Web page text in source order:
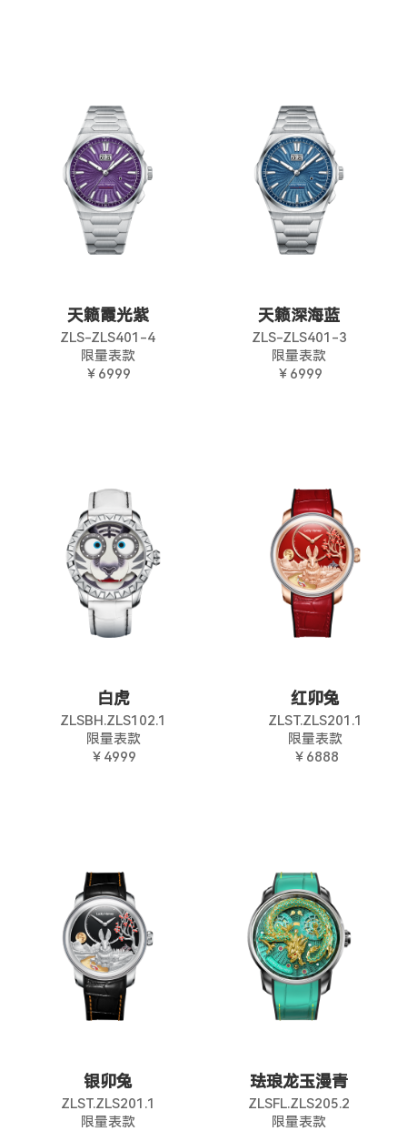
天籁霞光紫
ZLS-ZLS401-4
限量表款
￥6999
天籁深海蓝
ZLS-ZLS401-3
限量表款
￥6999
白虎
ZLSBH.ZLS102.1
限量表款
￥4999
红卯兔
ZLST.ZLS201.1
限量表款
￥6888
银卯兔
ZLST.ZLS201.1
限量表款
珐琅龙玉漫青
ZLSFL.ZLS205.2
限量表款